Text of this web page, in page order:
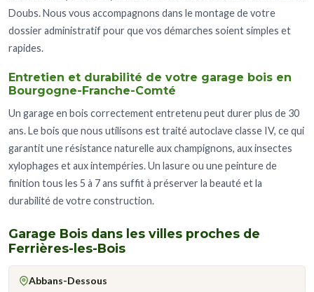
Doubs. Nous vous accompagnons dans le montage de votre
dossier administratif pour que vos démarches soient simples et
rapides.
Entretien et durabilité de votre garage bois en
Bourgogne-Franche-Comté
Un garage en bois correctement entretenu peut durer plus de 30
ans. Le bois que nous utilisons est traité autoclave classe IV, ce qui
garantit une résistance naturelle aux champignons, aux insectes
xylophages et aux intempéries. Un lasure ou une peinture de
finition tous les 5 à 7 ans suffit à préserver la beauté et la
durabilité de votre construction.
Garage Bois dans les villes proches de
Ferrières-les-Bois
Abbans-Dessous